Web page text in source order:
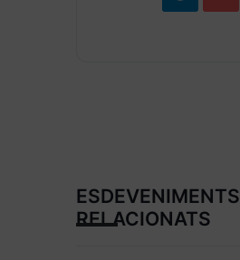
ESDEVENIMENTS
RELACIONATS